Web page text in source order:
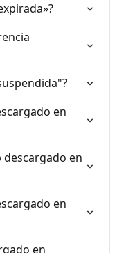
en
en
en
en